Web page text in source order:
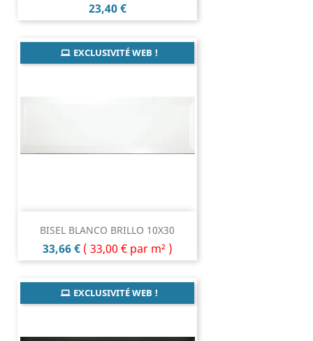
Prix
23,40 €
BISEL BLANCO BRILLO 10X30
Prix
33,66 € ( 33,00 € par m² )
EXCLUSIVITÉ WEB !
EXCLUSIVITÉ WEB !